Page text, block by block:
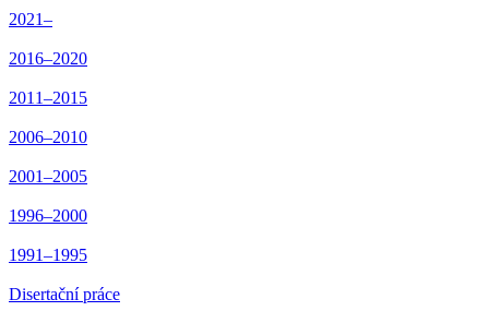
2021–
2016–2020
2011–2015
2006–2010
2001–2005
1996–2000
1991–1995
Disertační práce